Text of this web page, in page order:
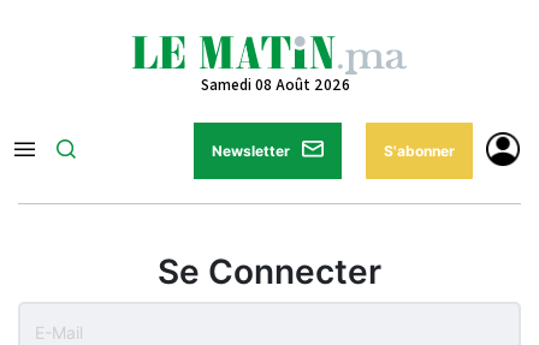
Samedi 08 Août 2026
Newsletter S'abonner
Se Connecter